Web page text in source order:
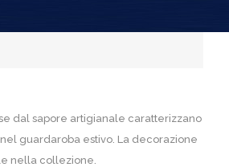
dal sapore artigianale caratterizzano
guardaroba estivo. La decorazione
nella collezione.